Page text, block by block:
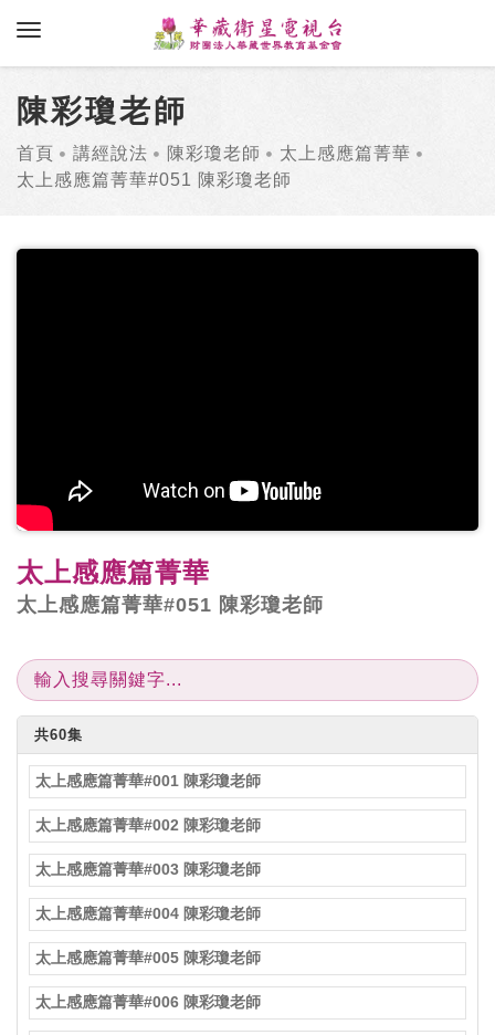
toggle navigation
陳彩瓊老師
首頁 講經說法 陳彩瓊老師
太上感應篇菁華
太上感應篇菁華#051 陳彩瓊老師
太上感應篇菁華
太上感應篇菁華#051 陳彩瓊老師
共60集
太上感應篇菁華#001 陳彩瓊老師
太上感應篇菁華#002 陳彩瓊老師
太上感應篇菁華#003 陳彩瓊老師
太上感應篇菁華#004 陳彩瓊老師
太上感應篇菁華#005 陳彩瓊老師
太上感應篇菁華#006 陳彩瓊老師